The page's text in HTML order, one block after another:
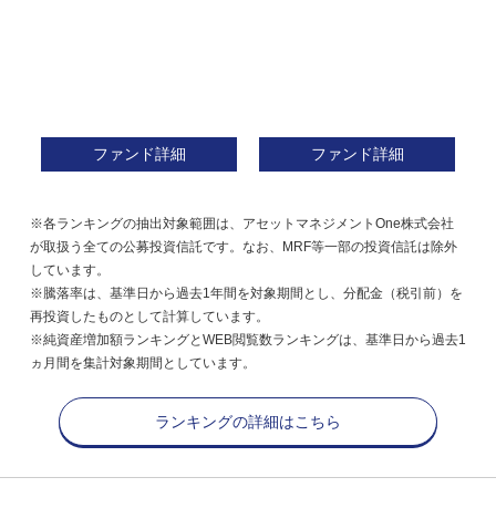
ファンド詳細 ファンド詳細
※各ランキングの抽出対象範囲は、アセットマネジメントOne株式会社
が取扱う全ての公募投資信託です。なお、MRF等一部の投資信託は除外
しています。
※騰落率は、基準日から過去1年間を対象期間とし、分配金（税引前）を
再投資したものとして計算しています。
※純資産増加額ランキングとWEB閲覧数ランキングは、基準日から過去1
ヵ月間を集計対象期間としています。
ランキングの詳細はこちら